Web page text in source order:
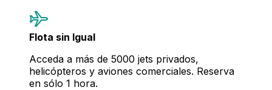
Flota sin Igual
Acceda a más de 5000 jets privados,
helicópteros y aviones comerciales. Reserva
en sólo 1 hora.